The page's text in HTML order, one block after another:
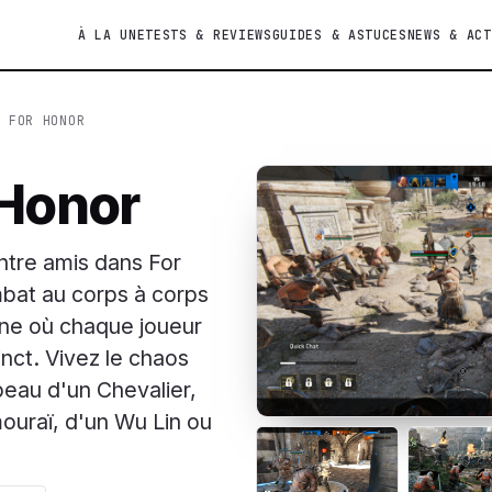
À LA UNETESTS & REVIEWSGUIDES & ASTUCESNEWS &
HONOR
amis dans For
au corps à corps
où chaque joueur
Vivez le chaos
d'un Chevalier,
d'un Wu Lin ou